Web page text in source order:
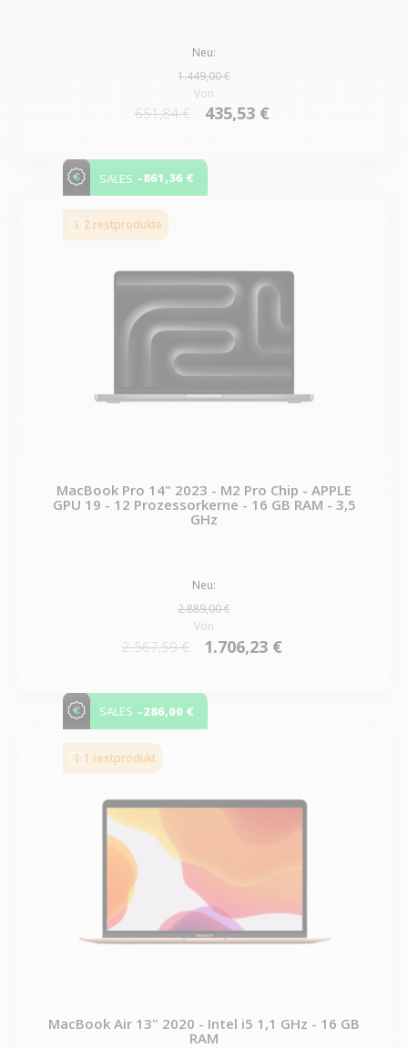
Neu:
1.449,00 €
Von
651,84 € 435,53 €
SALES -861,36 €
2 restprodukte
MacBook Pro 14" 2023 - M2 Pro Chip - APPLE
GPU 19 - 12 Prozessorkerne - 16 GB RAM - 3,5
GHz
Neu:
2.889,00 €
Von
2.567,59 € 1.706,23 €
SALES -286,00 €
1 restprodukt
MacBook Air 13" 2020 - Intel i5 1,1 GHz - 16 GB
RAM